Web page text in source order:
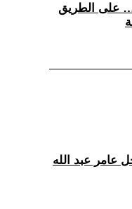
على الطريق
عامر عبد الله